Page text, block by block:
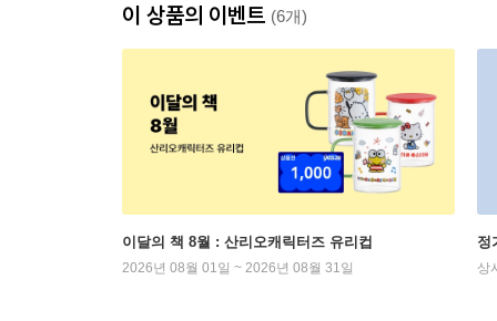
이 상품의 이벤트 (6개)
이달의 책 8월 : 산리오캐릭터즈 유리컵
2026년 08월 01일 ~ 2026년 08월 31일
정
상